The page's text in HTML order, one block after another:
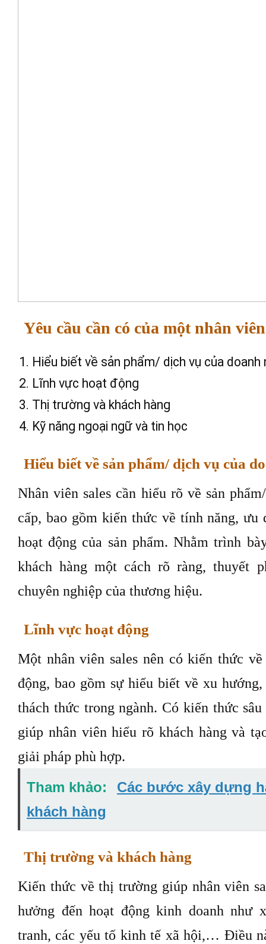
Yêu cầu cần có của một nhân
Hiểu biết về sản phẩm/ dịch vụ của doanh
Lĩnh vực hoạt động
Thị trường và khách hàng
Kỹ năng ngoại ngữ và tin học
Hiểu biết về sản phẩm/ dịch vụ của
Nhân viên sales cần hiểu rõ về sản
cấp, bao gồm kiến thức về tính năng,
hoạt động của sản phẩm. Nhằm trình
khách hàng một cách rõ ràng, thuyết
chuyên nghiệp của thương hiệu.
Lĩnh vực hoạt động
Một nhân viên sales nên có kiến thức
động, bao gồm sự hiểu biết về xu
thách thức trong ngành. Có kiến thức
giúp nhân viên hiểu rõ khách hàng và
giải pháp phù hợp.
Tham khảo:
Các bước xây dựng
khách hàng
Thị trường và khách hàng
Kiến thức về thị trường giúp nhân viên
hưởng đến hoạt động kinh doanh như
tranh, các yếu tố kinh tế xã hội,… Điều